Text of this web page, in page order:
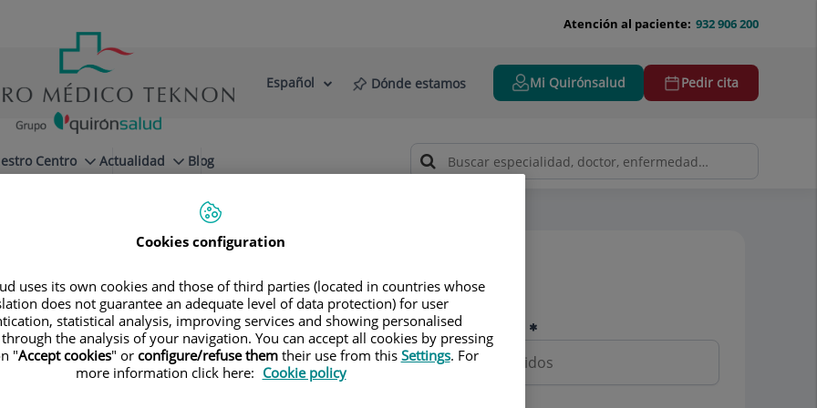
932 906 200
Atención al paciente:
Selector
Idioma
Español Dónde estamos Mi Quirónsalud Pedir cita
Centro Actualidad Blog
Claudicación Intermitente
Riambau
Pedir cita
Nombre y apellidos
Cookies configuration
uses its own cookies and those of third parties (located in countries whose
does not guarantee an adequate level of data protection) for user
statistical analysis, improving services and showing personalised
the analysis of your navigation. You can accept all cookies by pressing
"Accept cookies" or configure/refuse themtheir use from this Settings. For
more information click here: Cookie policy